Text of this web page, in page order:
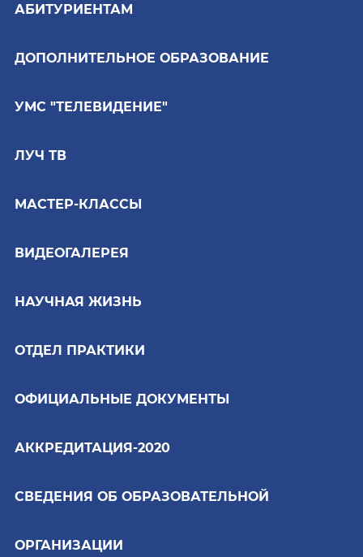
АБИТУРИЕНТАМ
ДОПОЛНИТЕЛЬНОЕ ОБРАЗОВАНИЕ
УМС "ТЕЛЕВИДЕНИЕ"
ЛУЧ ТВ
МАСТЕР-КЛАССЫ
ВИДЕОГАЛЕРЕЯ
НАУЧНАЯ ЖИЗНЬ
ОТДЕЛ ПРАКТИКИ
ОФИЦИАЛЬНЫЕ ДОКУМЕНТЫ
АККРЕДИТАЦИЯ-2020
СВЕДЕНИЯ ОБ ОБРАЗОВАТЕЛЬНОЙ
ОРГАНИЗАЦИИ